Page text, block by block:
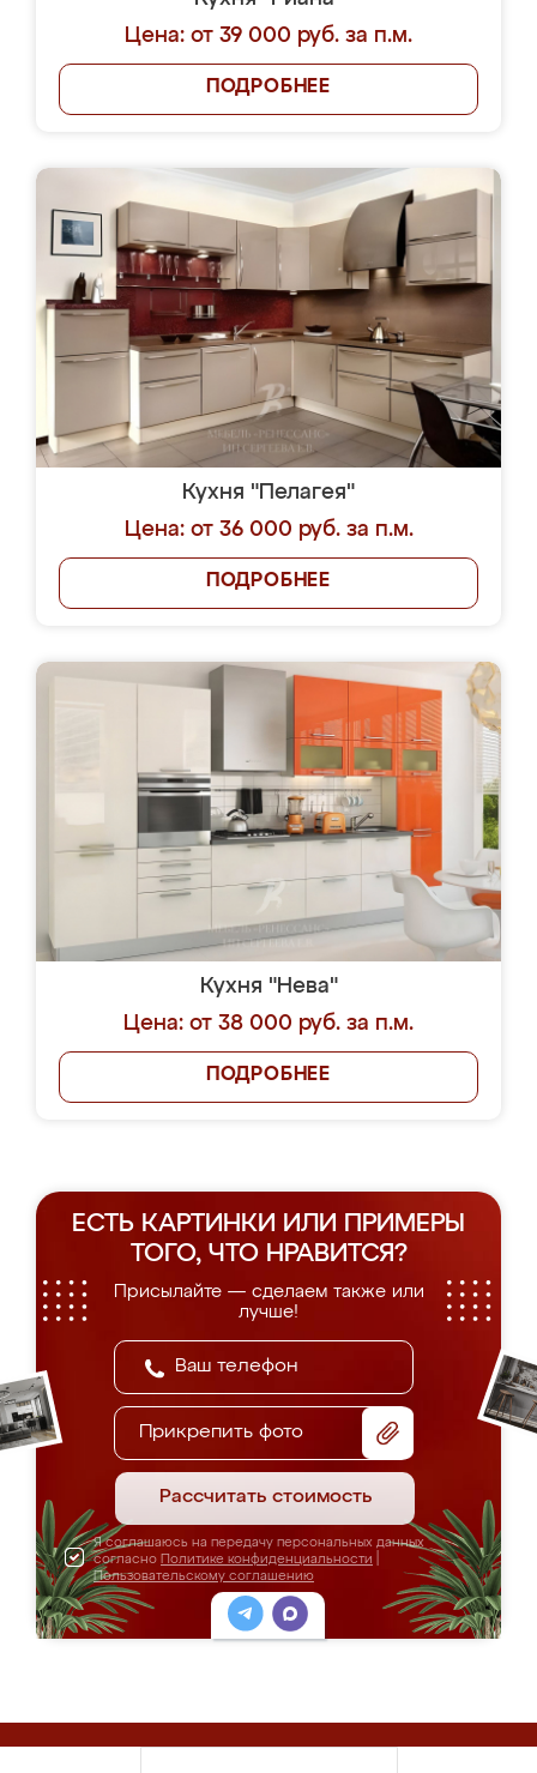
Цена: от 39 000 руб. за п.м.
ПОДРОБНЕЕ
Кухня "Пелагея"
Цена: от 36 000 руб. за п.м.
ПОДРОБНЕЕ
Кухня "Нева"
Цена: от 38 000 руб. за п.м.
ПОДРОБНЕЕ
ЕСТЬ КАРТИНКИ ИЛИ ПРИМЕРЫ
ТОГО, ЧТО НРАВИТСЯ?
Присылайте — сделаем также или
лучше!
Прикрепить фото
Рассчитать стоимость
Я соглашаюсь на передачу персональных данных
согласно Политике конфиденциальности
Пользовательскому соглашению